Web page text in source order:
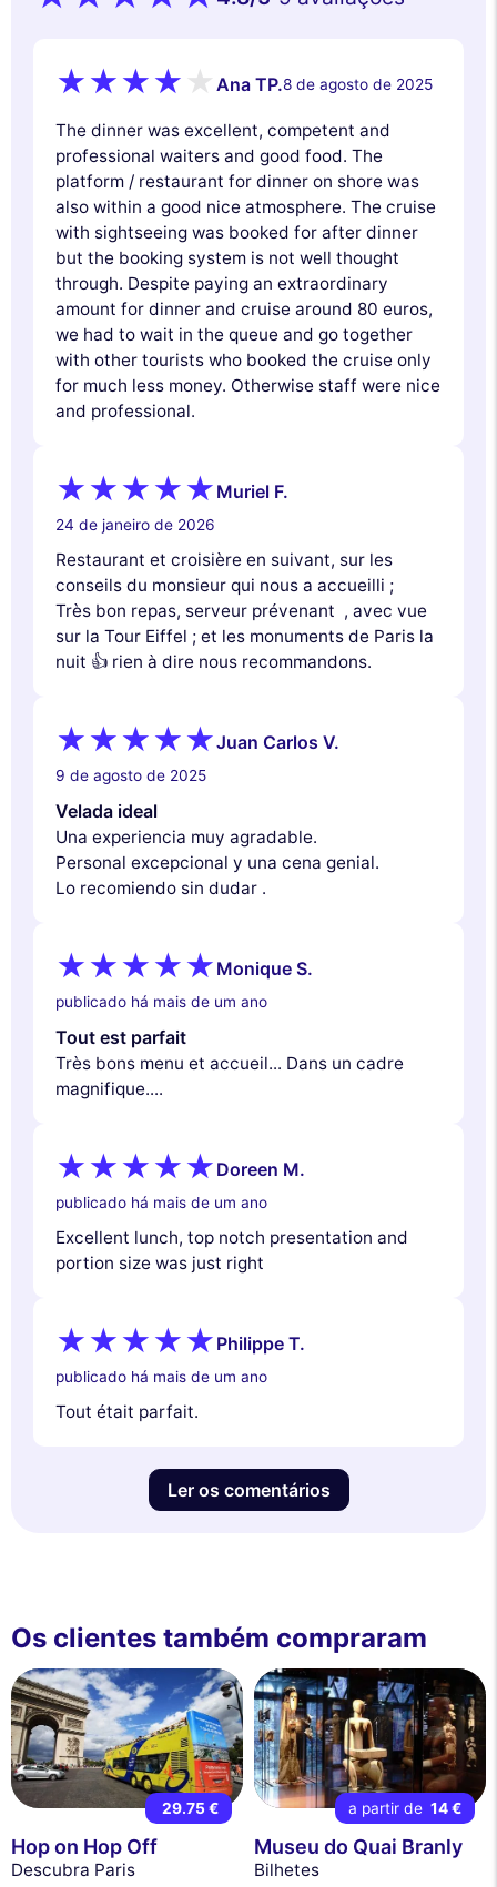
Ana TP.8 de agosto de 2025
The dinner was excellent, competent and
professional waiters and good food. The
platform / restaurant for dinner on shore was
also within a good nice atmosphere. The cruise
with sightseeing was booked for after dinner
but the booking system is not well thought
through. Despite paying an extraordinary
amount for dinner and cruise around 80 euros,
we had to wait in the queue and go together
with other tourists who booked the cruise only
for much less money. Otherwise staff were nice
and professional.
Muriel F.
24 de janeiro de 2026
Restaurant et croisière en suivant, sur les
conseils du monsieur qui nous a accueilli ;
Très bon repas, serveur prévenant , avec vue
sur la Tour Eiffel ; et les monuments de Paris la
nuit 👍 rien à dire nous recommandons.
Juan Carlos V.
9 de agosto de 2025
Velada ideal
Una experiencia muy agradable.
Personal excepcional y una cena genial.
Lo recomiendo sin dudar .
Monique S.
publicado há mais de um ano
Tout est parfait
Très bons menu et accueil... Dans un cadre
magnifique....
Doreen M.
publicado há mais de um ano
Excellent lunch, top notch presentation and
portion size was just right
Philippe T.
publicado há mais de um ano
Tout était parfait.
Ler os comentários
Os clientes também compraram
29.75 €
Hop on Hop Off
Descubra Paris
a partir de 14 €
Museu do Quai Branly
Bilhetes